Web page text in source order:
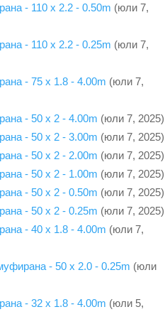
- 110 x 2.2 - 0.50m (юли 7,
- 110 x 2.2 - 0.25m (юли 7,
- 75 x 1.8 - 4.00m (юли 7,
- 50 x 2 - 4.00m (юли 7, 2025)
- 50 x 2 - 3.00m (юли 7, 2025)
- 50 x 2 - 2.00m (юли 7, 2025)
- 50 x 2 - 1.00m (юли 7, 2025)
- 50 x 2 - 0.50m (юли 7, 2025)
- 50 x 2 - 0.25m (юли 7, 2025)
- 40 x 1.8 - 4.00m (юли 7,
- 50 x 2.0 - 0.25m (юли
- 32 x 1.8 - 4.00m (юли 5,